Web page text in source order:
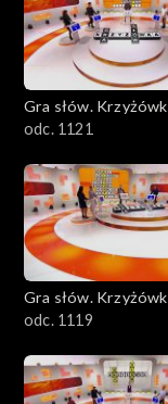
Gra słów.
odc. 1121
Gra słów.
odc. 1119